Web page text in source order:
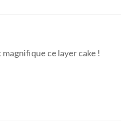
ce layer cake !